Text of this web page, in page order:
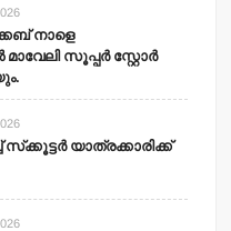
നാളെ
സൂപ്പര്‍ സ്റ്റോര്‍
സ്‌ക്കൂട്ടര്‍ യാത്രക്കാരിക്ക്